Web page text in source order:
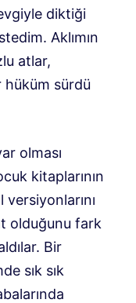
diktiği
Aklımın
atlar,
hüküm sürdü
olması
kitaplarının
olduğunu fark
Bir
sık sık